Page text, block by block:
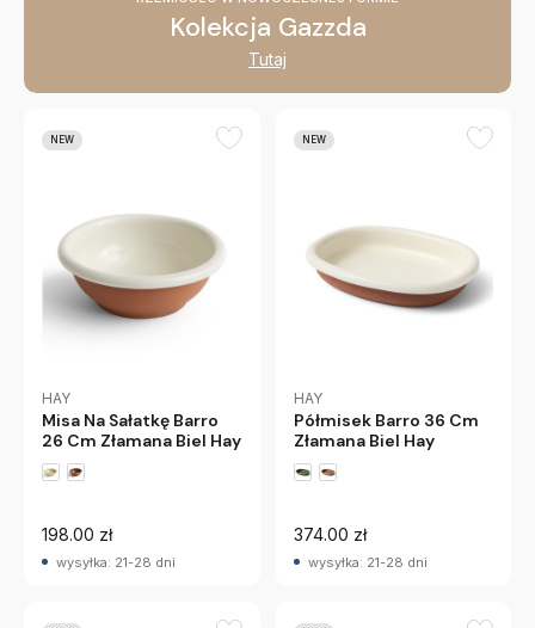
Kolekcja Gazzda
Tutaj
NEW
HAY
Misa Na Sałatkę Barro
26 Cm Złamana Biel Hay
198.00 zł
wysyłka: 21-28 dni
NEW
HAY
Półmisek Barro 36 Cm
Złamana Biel Hay
374.00 zł
wysyłka: 21-28 dni